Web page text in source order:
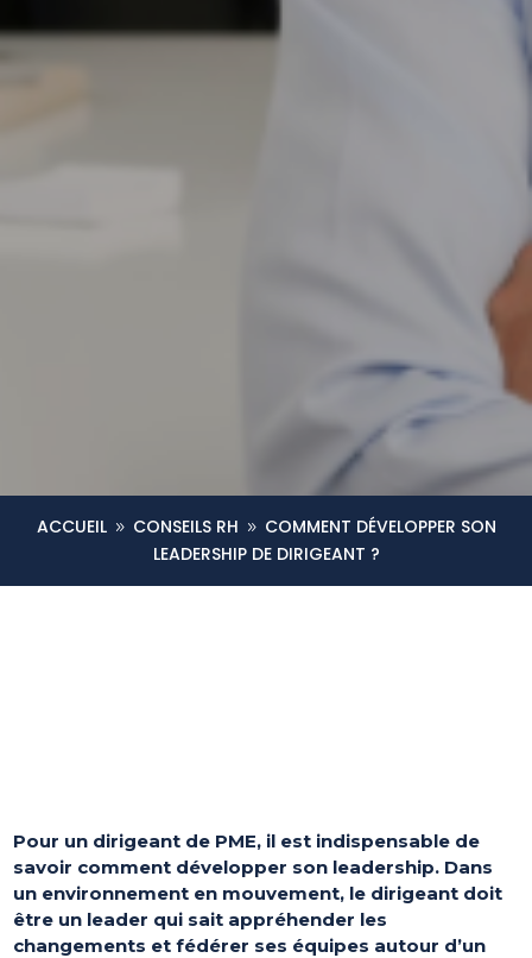
ACCUEIL 9 CONSEILS RH 9 COMMENT DÉVELOPPER SON
LEADERSHIP DE DIRIGEANT ?
Pour un dirigeant de PME, il est indispensable de
savoir comment développer son leadership. Dans
un environnement en mouvement, le dirigeant doit
être un leader qui sait appréhender les
changements et fédérer ses équipes autour d’un